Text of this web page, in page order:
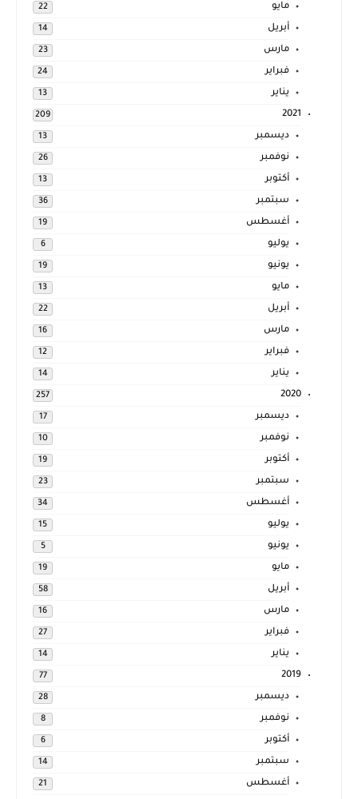
مايو 22
أبريل 14
مارس 23
فبراير 24
يناير 13
2021
209
ديسمبر 13
نوفمبر 26
أكتوبر 13
سبتمبر 36
أغسطس 19
يوليو 6
يونيو 19
مايو 13
أبريل 22
مارس 16
فبراير 12
يناير 14
2020
257
ديسمبر 17
نوفمبر 10
أكتوبر 19
سبتمبر 23
أغسطس 34
يوليو 15
يونيو 5
مايو 19
أبريل 58
مارس 16
فبراير 27
يناير 14
2019
77
ديسمبر 28
نوفمبر 8
أكتوبر 6
سبتمبر 14
أغسطس 21